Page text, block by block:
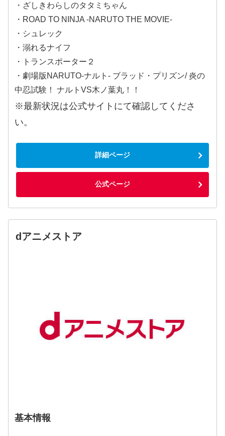
・ざしきわらしのタタミちゃん
・ROAD TO NINJA -NARUTO THE MOVIE-
・シュレック
・溺れるナイフ
・トランスポーター２
・劇場版NARUTO‐ナルト‐ ブラッド・プリズン/ 炎の
中忍試験！ ナルトVS木ノ葉丸！！
※最新状況は公式サイトにて確認してくださ
い。
詳細ページ
公式ページ
dアニメストア
基本情報